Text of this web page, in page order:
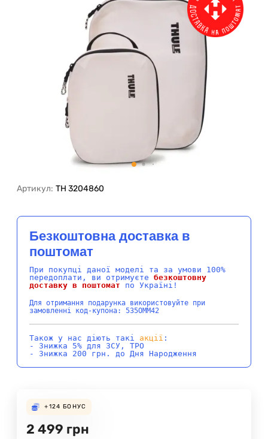
Артикул: TH 3204860
Безкоштовна доставка в
поштомат
При покупці даної моделі та за умови 100%
передоплати, ви отримуєте безкоштовну
доставку в поштомат по Україні!
Для отримання подарунка використовуйте при
замовленні код-купона: 535OMM42
Також у нас діють такі акції :
- Знижка 5% для ЗСУ, ТРО
- Знижка 200 грн. до Дня Народження
+124 БОНУС
2 499 грн